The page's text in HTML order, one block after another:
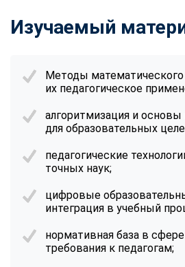
Изучаемый
Методы
их педагогическое
алгоритмизация и
для образовательных
педагогические
точных наук;
цифровые
интеграция в учебный
нормативная база в
требования к педагогам;